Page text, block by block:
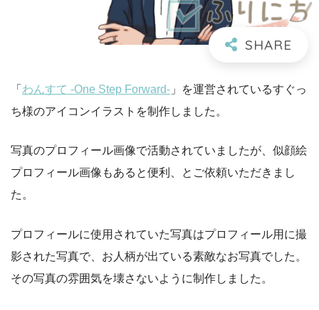
「わんすて -One Step Forward- 」を運営されているすぐっ
ち様のアイコンイラストを制作しました。
写真のプロフィール画像で活動されていましたが、似顔絵
プロフィール画像もあると便利、とご依頼いただきまし
た。
プロフィールに使用されていた写真はプロフィール用に撮
影された写真で、お人柄が出ている素敵なお写真でした。
その写真の雰囲気を壊さないように制作しました。